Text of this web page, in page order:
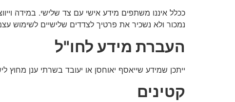
ככלל איננו משתפים מידע אישי עם צד שלישי. במידה
נמכור ולא נשכיר את פרטיך לצדדים שלישיים לשימוש
העברת מידע לחו"ל
ייתכן שמידע שייאסף יאוחסן או יעובד בשרתי ענן
קטינים